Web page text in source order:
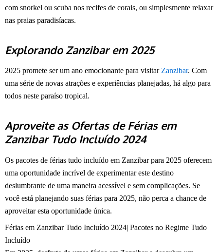
com snorkel ou scuba nos recifes de corais, ou simplesmente relaxar
nas praias paradisíacas.
Explorando Zanzibar em 2025
2025 promete ser um ano emocionante para visitar Zanzibar. Com
uma série de novas atrações e experiências planejadas, há algo para
todos neste paraíso tropical.
Aproveite as Ofertas de Férias em
Zanzibar Tudo Incluído 2024
Os pacotes de férias tudo incluído em Zanzibar para 2025 oferecem
uma oportunidade incrível de experimentar este destino
deslumbrante de uma maneira acessível e sem complicações. Se
você está planejando suas férias para 2025, não perca a chance de
aproveitar esta oportunidade única.
Férias em Zanzibar Tudo Incluído 2024| Pacotes no Regime Tudo
Incluído